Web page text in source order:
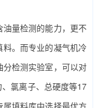
量检测的能力，更不
。而专业的‌凝气机冷
检测实验室，可以对
氯离子、总硬度等17
填料库中选择最优方